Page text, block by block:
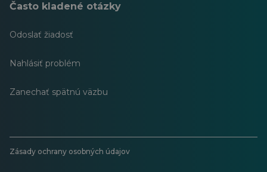
Často kladené otázky
Odoslať žiadosť
Nahlásiť problém
Zanechať spätnú väzbu
Zásady ochrany osobných údajov